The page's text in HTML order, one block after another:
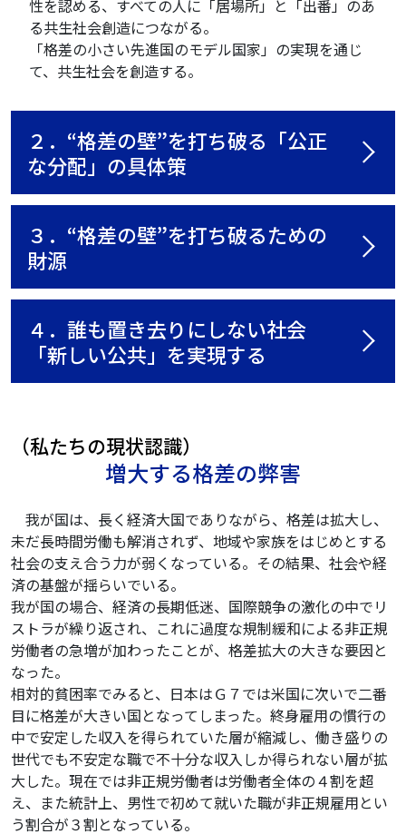
性を認める、すべての人に「居場所」と「出番」のあ
る共生社会創造につながる。
「格差の小さい先進国のモデル国家」の実現を通じ
て、共生社会を創造する。
２．“格差の壁”を打ち破る「公正
な分配」の具体策
３．“格差の壁”を打ち破るための
財源
４．誰も置き去りにしない社会
「新しい公共」を実現する
（私たちの現状認識）
増大する格差の弊害
我が国は、長く経済大国でありながら、格差は拡大し、
未だ長時間労働も解消されず、地域や家族をはじめとする
社会の支え合う力が弱くなっている。その結果、社会や経
済の基盤が揺らいでいる。
我が国の場合、経済の長期低迷、国際競争の激化の中でリ
ストラが繰り返され、これに過度な規制緩和による非正規
労働者の急増が加わったことが、格差拡大の大きな要因と
なった。
相対的貧困率でみると、日本はＧ７では米国に次いで二番
目に格差が大きい国となってしまった。終身雇用の慣行の
中で安定した収入を得られていた層が縮減し、働き盛りの
世代でも不安定な職で不十分な収入しか得られない層が拡
大した。現在では非正規労働者は労働者全体の４割を超
え、また統計上、男性で初めて就いた職が非正規雇用とい
う割合が３割となっている。